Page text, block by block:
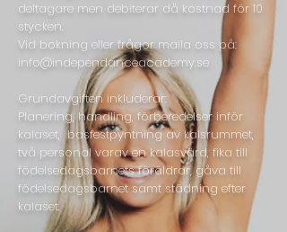
deltagare men debiterar då kostnad för 10
stycken.
Vid bokning eller frågor maila oss på:
info@independanceacademy.se
Grundavgiften inkluderar:
Planering, handling, förberedelser inför
kalaset, basfestpyntning av kalsrummet,
två personal varav en kalasvärd, fika till
födelsedagsbarnets föräldrar, gåva till
födelsedagsbarnet samt städning efter
kalaset.